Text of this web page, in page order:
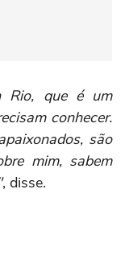
Rio, que é um
conhecer.
são
mim, sabem
, disse.